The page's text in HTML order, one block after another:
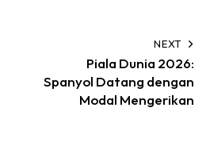
NEXT
Piala Dunia 2026:
Spanyol Datang dengan
Modal Mengerikan